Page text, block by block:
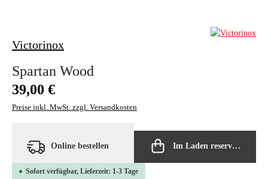
Victorinox
Spartan Wood
Regulärer Preis:
39,00 €
Preise inkl. MwSt. zzgl. Versandkosten
Online bestellen Im Laden reservieren
Sofort verfügbar, Lieferzeit: 1-3 Tage